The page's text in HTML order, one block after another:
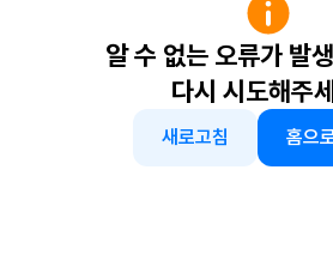
알 수 없는 오류가 발
다시 시도해주
새로고침 홈으